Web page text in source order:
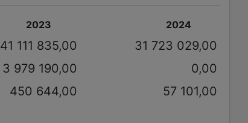
2023 2024
41 111 835,00
31 723 029,00
3 979 190,00
0,00
450 644,00 57 101,00